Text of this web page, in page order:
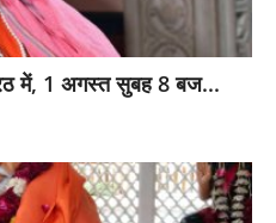
में, 1 अगस्त सुबह 8 बज...